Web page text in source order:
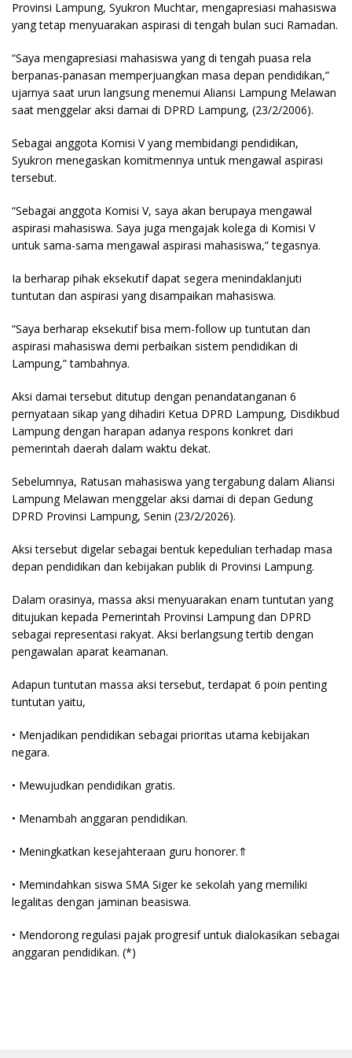
Provinsi Lampung, Syukron Muchtar, mengapresiasi mahasiswa
yang tetap menyuarakan aspirasi di tengah bulan suci Ramadan.
“Saya mengapresiasi mahasiswa yang di tengah puasa rela
berpanas-panasan memperjuangkan masa depan pendidikan,”
ujarnya saat urun langsung menemui Aliansi Lampung Melawan
saat menggelar aksi damai di DPRD Lampung, (23/2/2006).
Sebagai anggota Komisi V yang membidangi pendidikan,
Syukron menegaskan komitmennya untuk mengawal aspirasi
tersebut.
“Sebagai anggota Komisi V, saya akan berupaya mengawal
aspirasi mahasiswa. Saya juga mengajak kolega di Komisi V
untuk sama-sama mengawal aspirasi mahasiswa,” tegasnya.
Ia berharap pihak eksekutif dapat segera menindaklanjuti
tuntutan dan aspirasi yang disampaikan mahasiswa.
“Saya berharap eksekutif bisa mem-follow up tuntutan dan
aspirasi mahasiswa demi perbaikan sistem pendidikan di
Lampung,” tambahnya.
Aksi damai tersebut ditutup dengan penandatanganan 6
pernyataan sikap yang dihadiri Ketua DPRD Lampung, Disdikbud
Lampung dengan harapan adanya respons konkret dari
pemerintah daerah dalam waktu dekat.
Sebelumnya, Ratusan mahasiswa yang tergabung dalam Aliansi
Lampung Melawan menggelar aksi damai di depan Gedung
DPRD Provinsi Lampung, Senin (23/2/2026).
Aksi tersebut digelar sebagai bentuk kepedulian terhadap masa
depan pendidikan dan kebijakan publik di Provinsi Lampung.
Dalam orasinya, massa aksi menyuarakan enam tuntutan yang
ditujukan kepada Pemerintah Provinsi Lampung dan DPRD
sebagai representasi rakyat. Aksi berlangsung tertib dengan
pengawalan aparat keamanan.
Adapun tuntutan massa aksi tersebut, terdapat 6 poin penting
tuntutan yaitu,
• Menjadikan pendidikan sebagai prioritas utama kebijakan
negara.
• Mewujudkan pendidikan gratis.
• Menambah anggaran pendidikan.
• Meningkatkan kesejahteraan guru honorer.⇑
• Memindahkan siswa SMA Siger ke sekolah yang memiliki
legalitas dengan jaminan beasiswa.
• Mendorong regulasi pajak progresif untuk dialokasikan sebagai
anggaran pendidikan. (*)